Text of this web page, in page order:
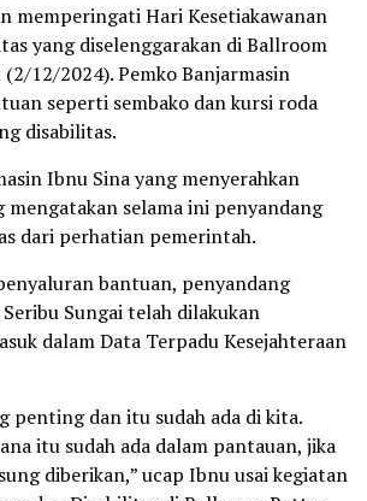
memperingati Hari Kesetiakawanan
yang diselenggarakan di Ballroom
12/2024). Pemko Banjarmasin
seperti sembako dan kursi roda
disabilitas.
Ibnu Sina yang menyerahkan
selama ini penyandang
dari perhatian pemerintah.
bantuan, penyandang
Sungai telah dilakukan
dalam Data Terpadu Kesejahteraan
penting dan itu sudah ada di kita.
itu sudah ada dalam pantauan, jika
diberikan,” ucap Ibnu usai kegiatan